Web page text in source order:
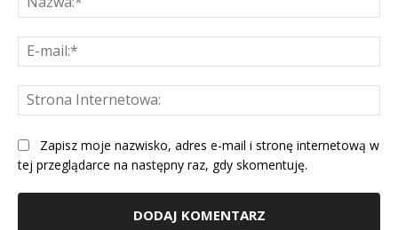
Zapisz moje nazwisko, adres e-mail i stronę internetową w
tej przeglądarce na następny raz, gdy skomentuję.